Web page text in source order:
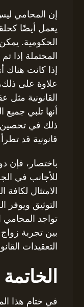
إن المحامي
يعمل أيضًا
الحكومية.
المحتملة إذا
إذا كانت هناك
علاوة على
القانونية مثل
أنها تلبي جميع
ذلك في تحصين
قانونية قد
باختصار، فإن
للأجانب في
الامتثال
التوثيق ويوفر
تواجد
بين تجربة
التعقيدات
الخاتمة
في ختام هذا